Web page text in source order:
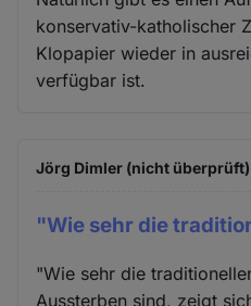
konservativ-katholischer
Klopapier wieder in
verfügbar ist.
Jörg Dimler (nicht überprüft)
"Wie sehr die
"Wie sehr die
Aussterben sind, zeigt